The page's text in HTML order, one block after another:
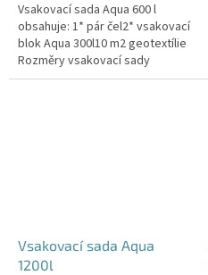
hvězdiček.
Vsakovací sada Aqua 600 l
obsahuje: 1* pár čel2* vsakovací
blok Aqua 300l10 m2 geotextílie
Rozměry vsakovací sady
240x80x52 cm Nesedí vám
Vsakovací sada Aqua
1200l